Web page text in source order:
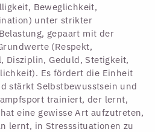
Beweglichkeit,
unter strikter
gepaart mit der
(Respekt,
Disziplin, Geduld, Stetigkeit,
Es fördert die Einheit
stärkt Selbstbewusstsein und
trainiert, der lernt,
eine gewisse Art aufzutreten,
lernt, in Stresssituationen zu